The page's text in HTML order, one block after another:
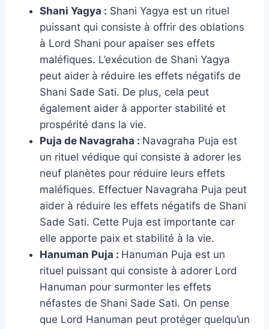
Shani Yagya : Shani Yagya est un rituel
puissant qui consiste à offrir des oblations
à Lord Shani pour apaiser ses effets
maléfiques. L’exécution de Shani Yagya
peut aider à réduire les effets négatifs de
Shani Sade Sati. De plus, cela peut
également aider à apporter stabilité et
prospérité dans la vie.
Puja de Navagraha : Navagraha Puja est
un rituel védique qui consiste à adorer les
neuf planètes pour réduire leurs effets
maléfiques. Effectuer Navagraha Puja peut
aider à réduire les effets négatifs de Shani
Sade Sati. Cette Puja est importante car
elle apporte paix et stabilité à la vie.
Hanuman Puja : Hanuman Puja est un
rituel puissant qui consiste à adorer Lord
Hanuman pour surmonter les effets
néfastes de Shani Sade Sati. On pense
que Lord Hanuman peut protéger quelqu’un